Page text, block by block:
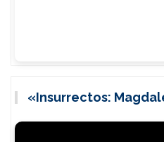
«Insurrectos: